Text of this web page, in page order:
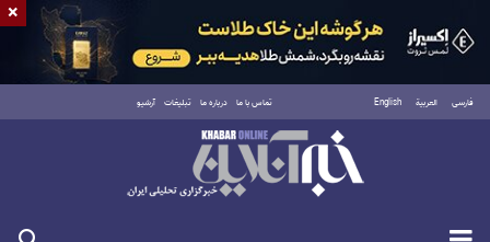
فارسی العربية English تماس با ما درباره ما تبلیغات آرشیو
پنجشنبه ۱۵ مرداد ۱۴۰۵
×